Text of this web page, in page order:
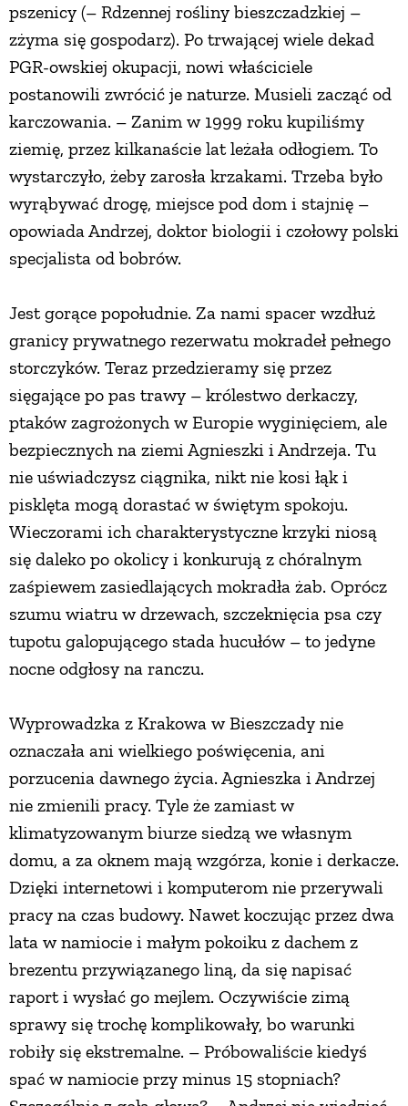
pszenicy (– Rdzennej rośliny bieszczadzkiej –
zżyma się gospodarz). Po trwającej wiele dekad
PGR-owskiej okupacji, nowi właściciele
postanowili zwrócić je naturze. Musieli zacząć od
karczowania. – Zanim w 1999 roku kupiliśmy
ziemię, przez kilkanaście lat leżała odłogiem. To
wystarczyło, żeby zarosła krzakami. Trzeba było
wyrąbywać drogę, miejsce pod dom i stajnię –
opowiada Andrzej, doktor biologii i czołowy polski
specjalista od bobrów.
Jest gorące popołudnie. Za nami spacer wzdłuż
granicy prywatnego rezerwatu mokradeł pełnego
storczyków. Teraz przedzieramy się przez
sięgające po pas trawy – królestwo derkaczy,
ptaków zagrożonych w Europie wyginięciem, ale
bezpiecznych na ziemi Agnieszki i Andrzeja. Tu
nie uświadczysz ciągnika, nikt nie kosi łąk i
pisklęta mogą dorastać w świętym spokoju.
Wieczorami ich charakterystyczne krzyki niosą
się daleko po okolicy i konkurują z chóralnym
zaśpiewem zasiedlających mokradła żab. Oprócz
szumu wiatru w drzewach, szczeknięcia psa czy
tupotu galopującego stada hucułów – to jedyne
nocne odgłosy na ranczu.
Wyprowadzka z Krakowa w Bieszczady nie
oznaczała ani wielkiego poświęcenia, ani
porzucenia dawnego życia. Agnieszka i Andrzej
nie zmienili pracy. Tyle że zamiast w
klimatyzowanym biurze siedzą we własnym
domu, a za oknem mają wzgórza, konie i derkacze.
Dzięki internetowi i komputerom nie przerywali
pracy na czas budowy. Nawet koczując przez dwa
lata w namiocie i małym pokoiku z dachem z
brezentu przywiązanego liną, da się napisać
raport i wysłać go mejlem. Oczywiście zimą
sprawy się trochę komplikowały, bo warunki
robiły się ekstremalne. – Próbowaliście kiedyś
spać w namiocie przy minus 15 stopniach?
PRZYSTAWKI
ZUPY
DANIA GŁÓWNE
CIASTA I DESERY
DODATKI
PRZETWORY
INNE